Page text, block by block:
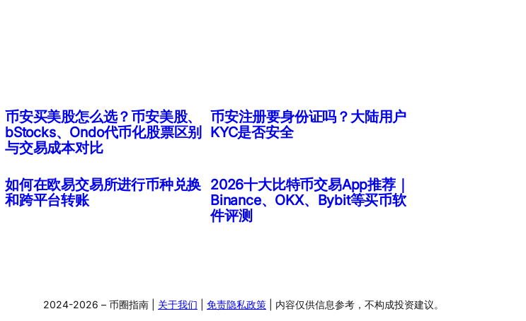
币安买美股怎么选？币安美股、
bStocks、Ondo代币化股票区别
与交易成本对比
币安注册要身份证吗？大陆用户
KYC是否安全
如何在欧易交易所进行币种兑换
和跨平台转账
2026十大比特币交易App推荐｜
Binance、OKX、Bybit等买币软
件评测
2024-2026 – 币圈指南 | 关于我们 免责隐私政策 | 内容仅供信息参考，不构成投资建议。